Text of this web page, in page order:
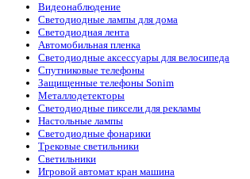
Видеонаблюдение
Светодиодные лампы для дома
Светодиодная лента
Автомобильная пленка
Светодиодные аксессуары для велосипеда
Спутниковые телефоны
Защищенные телефоны Sonim
Металлодетекторы
Светодиодные пиксели для рекламы
Настольные лампы
Светодиодные фонарики
Трековые светильники
Светильники
Игровой автомат кран машина